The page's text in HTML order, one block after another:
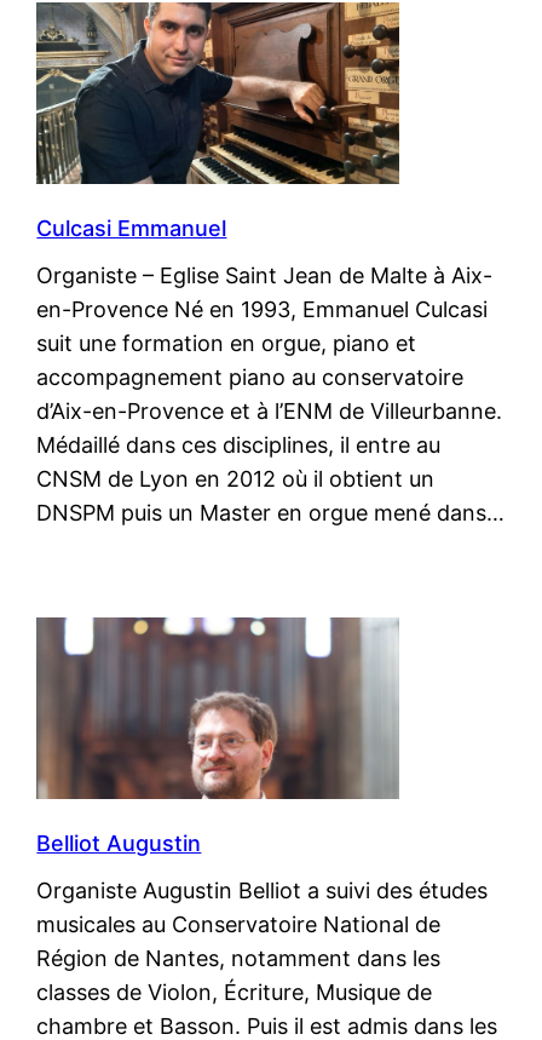
Culcasi Emmanuel
Organiste – Eglise Saint Jean de Malte à Aix-
en-Provence Né en 1993, Emmanuel Culcasi
suit une formation en orgue, piano et
accompagnement piano au conservatoire
d’Aix-en-Provence et à l’ENM de Villeurbanne.
Médaillé dans ces disciplines, il entre au
CNSM de Lyon en 2012 où il obtient un
DNSPM puis un Master en orgue mené dans…
Belliot Augustin
Organiste Augustin Belliot a suivi des études
musicales au Conservatoire National de
Région de Nantes, notamment dans les
classes de Violon, Écriture, Musique de
chambre et Basson. Puis il est admis dans les